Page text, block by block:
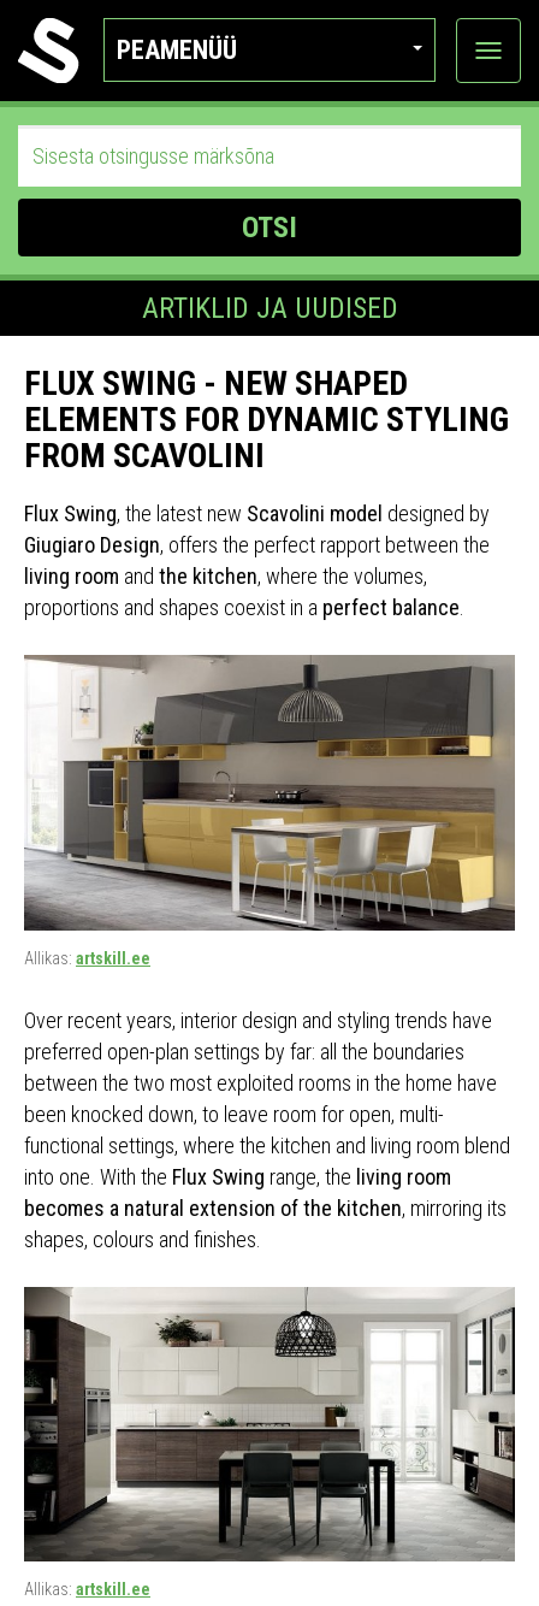
PEAMENÜÜ
Ava
OTSI
ARTIKLID JA UUDISED
FLUX SWING - NEW SHAPED
ELEMENTS FOR DYNAMIC STYLING
FROM SCAVOLINI
Flux Swing, the latest new Scavolini model designed by
Giugiaro Design, offers the perfect rapport between the
living room and the kitchen, where the volumes,
proportions and shapes coexist in a perfect balance
Allikas: artskill.ee
Over recent years, interior design and styling trends have
preferred open-plan settings by far: all the boundaries
between the two most exploited rooms in the home have
been knocked down, to leave room for open, multi-
functional settings, where the kitchen and living room blend
into one. With the Flux Swing range, the living room
becomes a natural extension of the kitchen, mirroring its
shapes, colours and finishes.
Allikas: artskill.ee